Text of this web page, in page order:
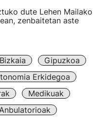
dute Lehen Mailako
zenbaitetan aste
Bizkaia
Gipuzkoa
Erkidegoa
Medikuak